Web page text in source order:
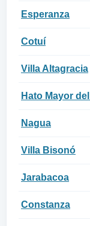
Esperanza
Cotuí
Villa Altagracia
Hato Mayor
Nagua
Villa Bisonó
Jarabacoa
Constanza